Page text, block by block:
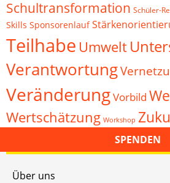
Schultransformation Schüler-
Skills Sponsorenlauf
Teilhabe Umwelt
Verantwortung
VeränderungVorbild
Wertschätzung Workshop
SPENDEN
Über uns